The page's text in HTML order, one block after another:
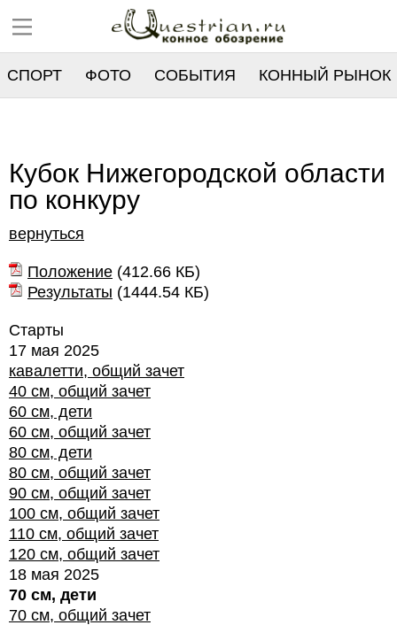
СПОРТ ФОТО СОБЫТИЯ КОННЫЙ РЫНОК
Кубок Нижегородской области
по конкуру
вернуться
Положение (412.66 КБ)
Результаты (1444.54 КБ)
Старты
17 мая 2025
кавалетти, общий зачет
40 см, общий зачет
60 см, дети
60 см, общий зачет
80 см, дети
80 см, общий зачет
90 см, общий зачет
100 см, общий зачет
110 см, общий зачет
120 см, общий зачет
18 мая 2025
70 см, дети
70 см, общий зачет